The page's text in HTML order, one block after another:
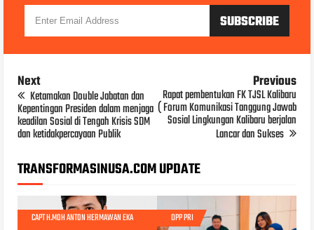
Next
Ketamakan Double Jabatan dan
Kepentingan Presiden dalam menjaga
keadilan Sosial di Tengah Krisis SDM
dan ketidakpercayaan Publik
Previous
Rapat pembentukan FK TJSL Kalibaru
( Forum Komunikasi Tanggung Jawab
Sosial Lingkungan Kalibaru berjalan
Lancar dan Sukses
TRANSFORMASINUSA.COM UPDATE
CAPT H.MOH ANTON HERMAWAN EKA
DPP PRI